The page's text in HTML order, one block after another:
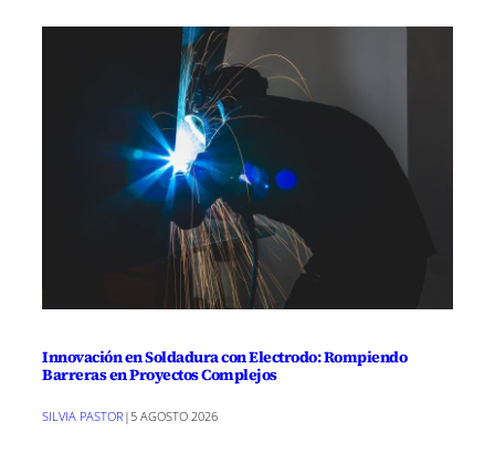
Innovación en Soldadura con Electrodo: Rompiendo
Barreras en Proyectos Complejos
SILVIA PASTOR |5 AGOSTO 2026